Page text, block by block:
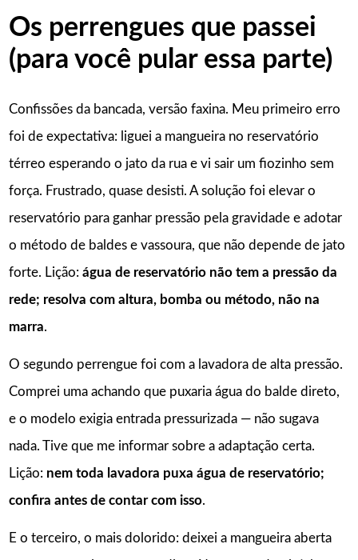
Os perrengues que passei
(para você pular essa parte)
Confissões da bancada, versão faxina. Meu primeiro erro
foi de expectativa: liguei a mangueira no reservatório
térreo esperando o jato da rua e vi sair um fiozinho sem
força. Frustrado, quase desisti. A solução foi elevar o
reservatório para ganhar pressão pela gravidade e adotar
o método de baldes e vassoura, que não depende de jato
forte. Lição: água de reservatório não tem a pressão da
rede; resolva com altura, bomba ou método, não na
marra.
O segundo perrengue foi com a lavadora de alta pressão.
Comprei uma achando que puxaria água do balde direto,
e o modelo exigia entrada pressurizada — não sugava
nada. Tive que me informar sobre a adaptação certa.
Lição: nem toda lavadora puxa água de reservatório;
confira antes de contar com isso.
E o terceiro, o mais dolorido: deixei a mangueira aberta